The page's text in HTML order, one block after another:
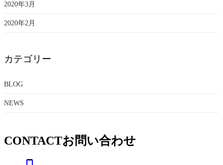
2020年3月
2020年2月
カテゴリー
BLOG
NEWS
CONTACTお問い合わせ